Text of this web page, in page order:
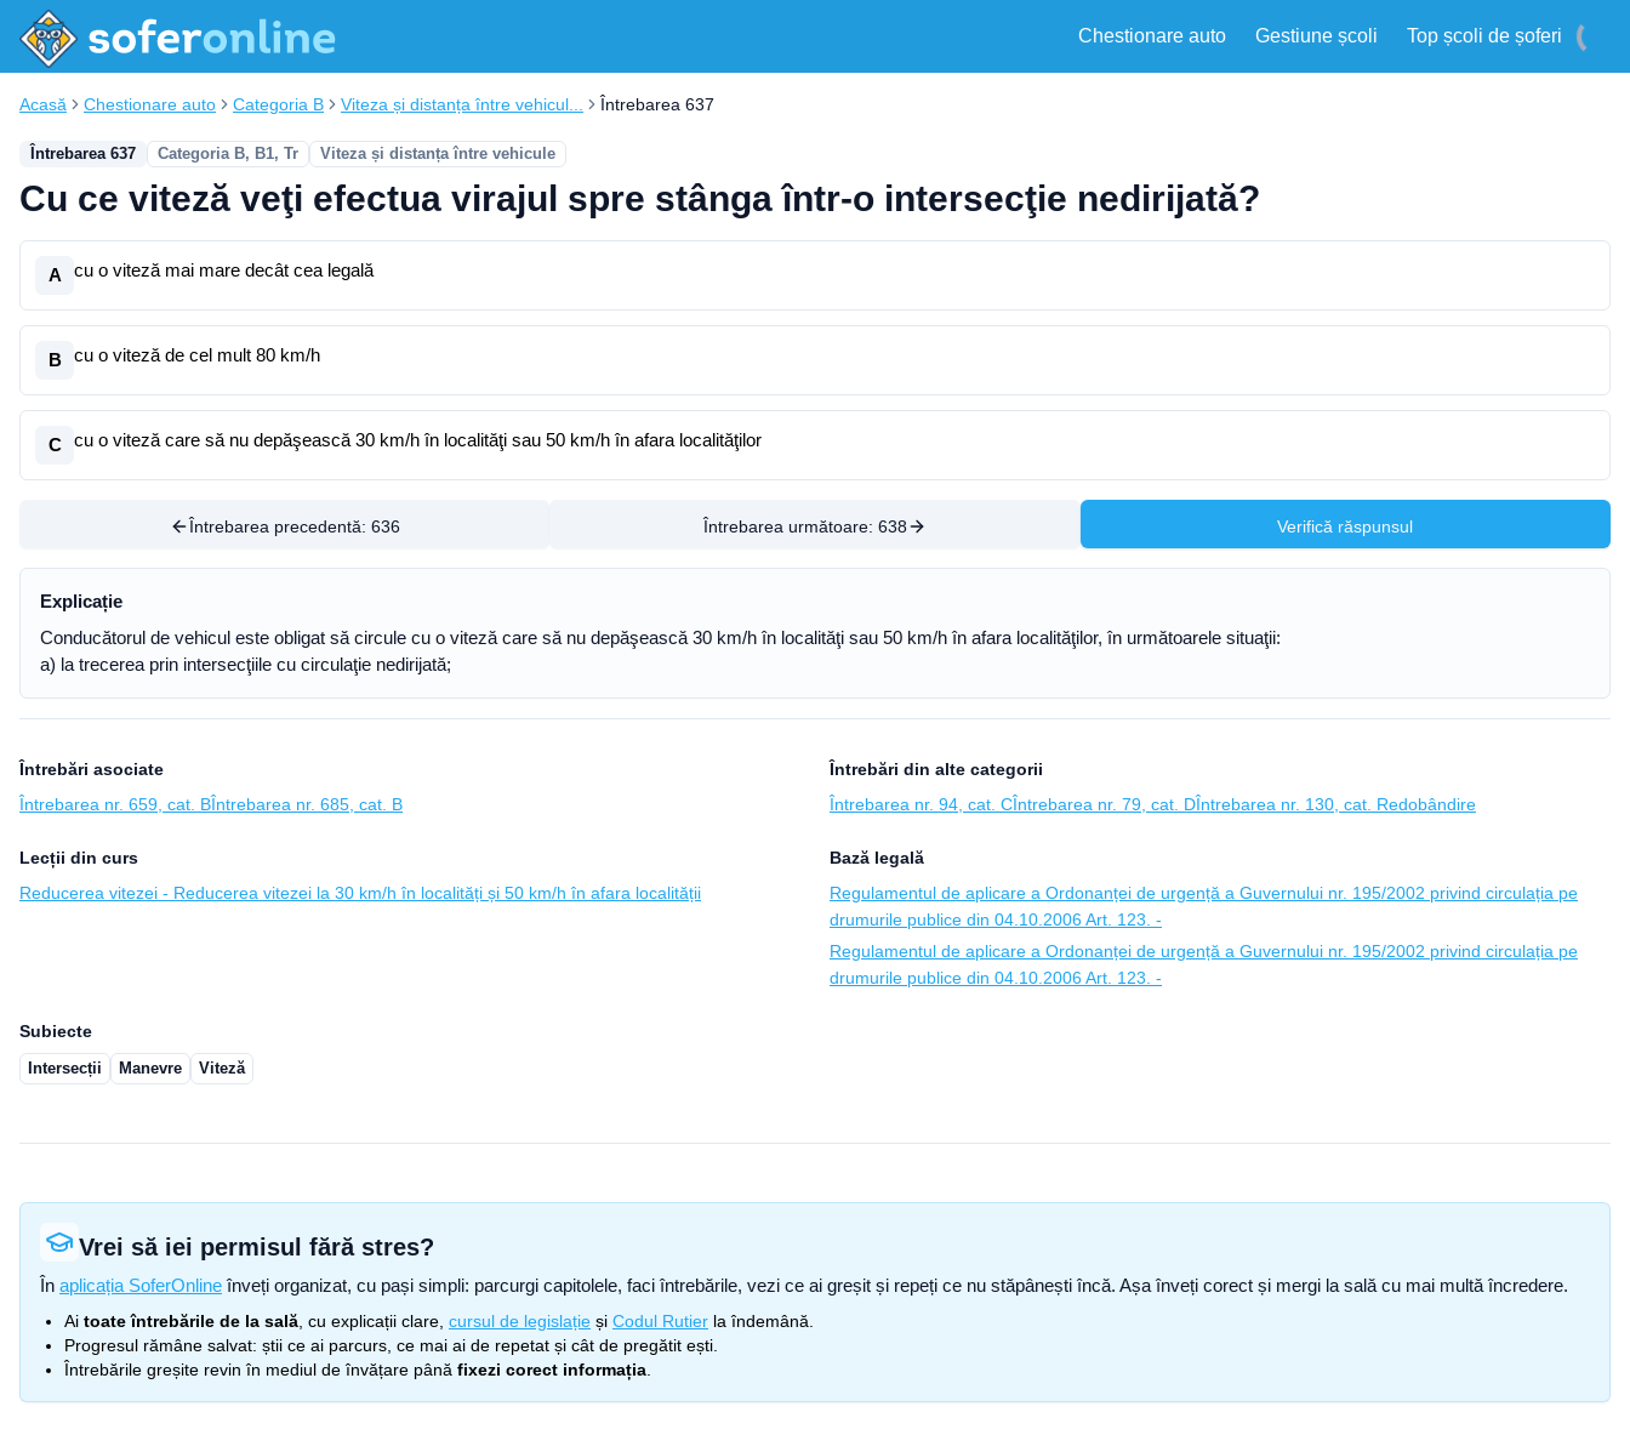
Chestionare auto Gestiune școli Top școli de șoferi
Acasă Chestionare auto Categoria B Viteza și distanța între vehicul... Întrebarea 637
Întrebarea 637 Categoria B, B1, Tr Viteza și distanța între vehicule
Cu ce viteză veţi efectua virajul spre stânga într-o intersecţie nedirijată?
A cu o viteză mai mare decât cea legală
B cu o viteză de cel mult 80 km/h
C cu o viteză care să nu depăşească 30 km/h în localităţi sau 50 km/h în afara localităţilor
Întrebarea precedentă: 636 Întrebarea următoare: 638 Verifică răspunsul
Explicație
Conducătorul de vehicul este obligat să circule cu o viteză care să nu depăşească 30 km/h în localităţi sau 50 km/h în afara localităţilor, în următoarele situaţii:
a) la trecerea prin intersecţiile cu circulaţie nedirijată;
Întrebări asociate
Întrebarea nr. 659, cat. BÎntrebarea nr. 685, cat. B
Întrebări din alte categorii
Întrebarea nr. 94, cat. CÎntrebarea nr. 79, cat. DÎntrebarea nr. 130, cat. Redobândire
Lecții din curs
Reducerea vitezei - Reducerea vitezei la 30 km/h în localități și 50 km/h în afara localității
Bază legală
Regulamentul de aplicare a Ordonanței de urgență a Guvernului nr. 195/2002 privind circulația pe
drumurile publice din 04.10.2006 Art. 123. -
Regulamentul de aplicare a Ordonanței de urgență a Guvernului nr. 195/2002 privind circulația pe
drumurile publice din 04.10.2006 Art. 123. -
Subiecte
Intersecții Manevre Viteză
Vrei să iei permisul fără stres?
În aplicația SoferOnline înveți organizat, cu pași simpli: parcurgi capitolele, faci întrebările, vezi ce ai greșit și repeți ce nu stăpânești încă. Așa înveți corect și mergi la sală cu mai multă încredere.
Ai toate întrebările de la sală , cu explicații clare, cursul de legislație și Codul Rutier la îndemână.
Progresul rămâne salvat: știi ce ai parcurs, ce mai ai de repetat și cât de pregătit ești.
Întrebările greșite revin în mediul de învățare până fixezi corect informația